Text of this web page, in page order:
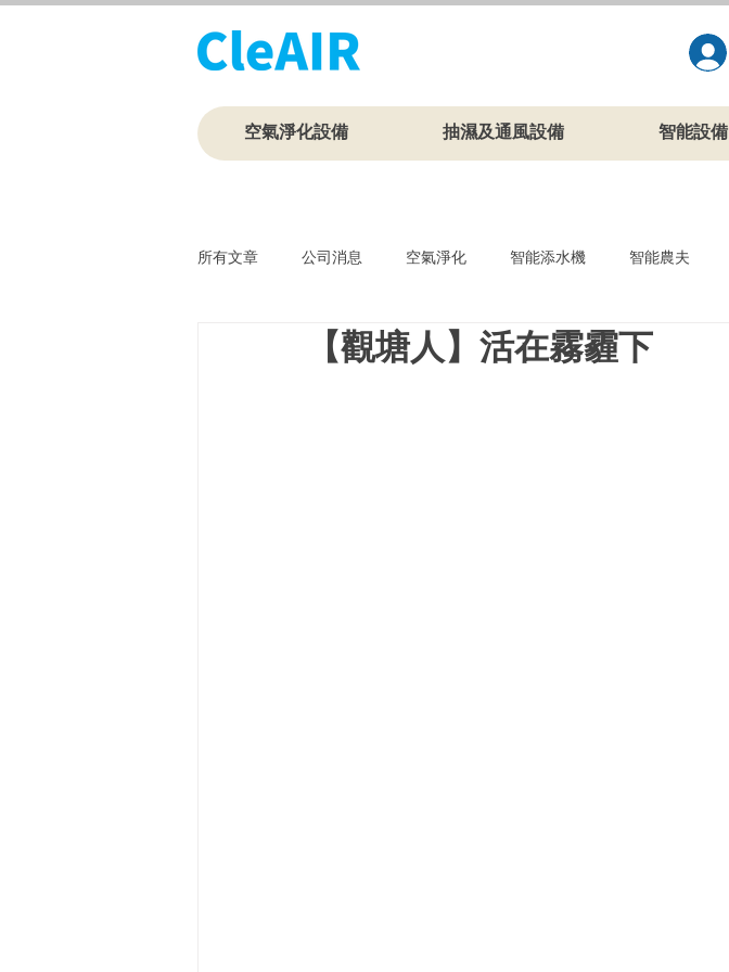
空氣淨化設備 抽濕及通風設備 智能設備
所有文章 公司消息 空氣淨化 智能添水機 智能農夫
【觀塘人】活在霧霾下